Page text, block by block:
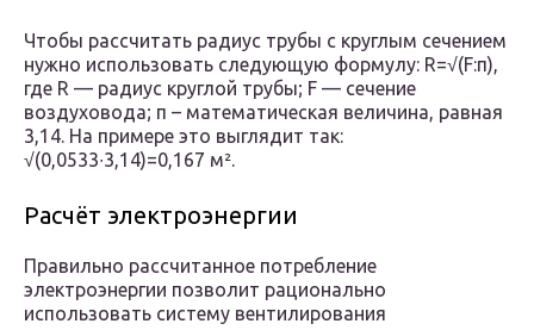
Чтобы рассчитать радиус трубы с круглым сечением
нужно использовать следующую формулу: R=√(F:π),
где R — радиус круглой трубы; F — сечение
воздуховода; π – математическая величина, равная
3,14. На примере это выглядит так:
√(0,0533∙3,14)=0,167 м².
Расчёт электроэнергии
Правильно рассчитанное потребление
электроэнергии позволит рационально
использовать систему вентилирования